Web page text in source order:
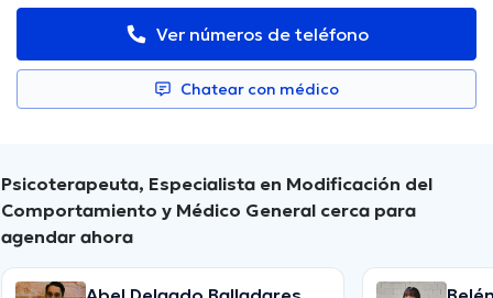
Ver números de teléfono
Chatear con médico
Psicoterapeuta, Especialista en Modificación del
Comportamiento y Médico General cerca para
agendar ahora